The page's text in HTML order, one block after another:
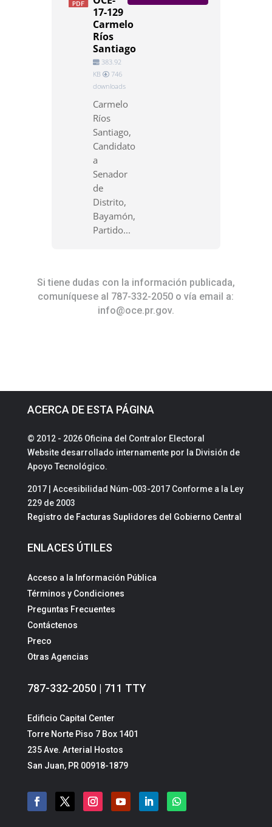
17-129
Carmelo
Ríos
Santiago
383.92
KB
746
downloads
Carmelo
Ríos
Santiago,
Candidato
a
Senador
de
Distrito,
Bayamón,
Partido...
Si tiene dudas con la información publicada,
comuníquese al 787-332-2050 o vía email a:
info@oce.pr.gov.
ACERCA DE ESTA PÁGINA
© 2012 - 2026 Oficina del Contralor Electoral
Website desarrollado internamente por la División de
Apoyo Tecnológico.
2017 | Accesibilidad Núm-003-2017 Conforme a la Ley
229 de 2003
Registro de Facturas Suplidores del Gobierno Central
ENLACES ÚTILES
Acceso a la Información Pública
Términos y Condiciones
Preguntas Frecuentes
Contáctenos
Preco
Otras Agencias
787-332-2050 | 711 TTY
Edificio Capital Center
Torre Norte Piso 7 Box 1401
235 Ave. Arterial Hostos
San Juan, PR 00918-1879